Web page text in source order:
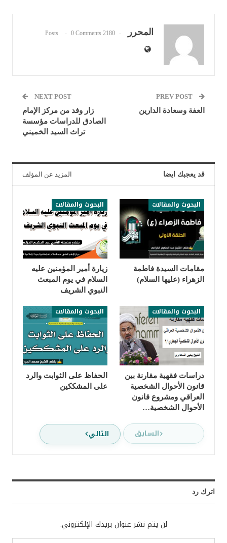
المحرر 2180 Posts
0 Comments
العفة وسعادة الدارين
NEXT POST
زار وفد من مركز الإمام
الصادق للدراسات مؤسسة
تراث السيد الخميني
قد يعجبك ايضا المزيد عن المؤلف
البحوث والمقالات
مقامات السيدة فاطمة
الزهراء (عليها السلام)
البحوث والمقالات
زيارة أمير المؤمنين عليه
السلام في يوم المبعث
النبوي الشريف
البحوث والمقالات
دراسات فقهية مقارنة بين
قانون الأحوال الشخصية
العراقي ومشروع قانون
الأحوال الشخصية…
البحوث والمقالات
الحفاظ على الثوابت والرد
على المشككين
السابق التالي
اترك رد
لن يتم نشر عنوان بريدك الإلكتروني.